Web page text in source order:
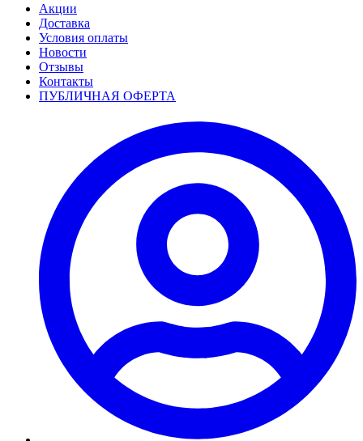
Акции
Доставка
Условия оплаты
Новости
Отзывы
Контакты
ПУБЛИЧНАЯ ОФЕРТА